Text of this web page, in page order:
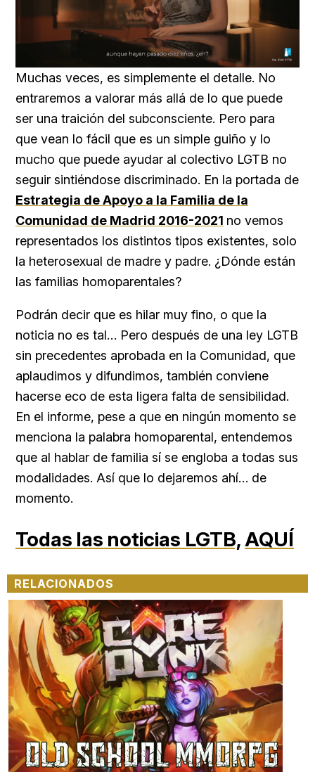
Loaded
76.68%
Muchas veces, es simplemente el detalle. No
entraremos a valorar más allá de lo que puede
ser una traición del subconsciente. Pero para
que vean lo fácil que es un simple guiño y lo
mucho que puede ayudar al colectivo LGTB no
seguir sintiéndose discriminado. En la portada de
Estrategia de Apoyo a la Familia de la
Comunidad de Madrid 2016-2021 no vemos
representados los distintos tipos existentes, solo
la heterosexual de madre y padre. ¿Dónde están
las familias homoparentales?
Podrán decir que es hilar muy fino, o que la
noticia no es tal… Pero después de una ley LGTB
sin precedentes aprobada en la Comunidad, que
aplaudimos y difundimos, también conviene
hacerse eco de esta ligera falta de sensibilidad.
En el informe, pese a que en ningún momento se
menciona la palabra homoparental, entendemos
que al hablar de familia sí se engloba a todas sus
modalidades. Así que lo dejaremos ahí… de
momento.
Todas las noticias LGTB,AQUÍ
RELACIONADOS